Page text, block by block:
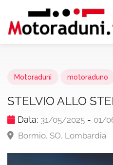
Motoraduni motoraduno
STELVIO ALLO
Data: 31/05/2025 - 01/
Bormio, SO, Lombardia